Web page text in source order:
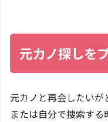
元カノ探しを
元カノと再会したいが
または自分で捜索す